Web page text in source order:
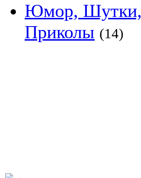
Юмор, Шутки,
Приколы (14)